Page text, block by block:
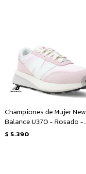
Championes de Mujer New
Balance U370 - Rosado -
Blanco
$ 5.390